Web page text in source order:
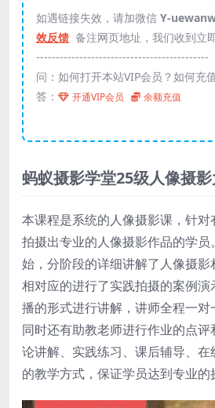
如遇链接失效，请加微信 Y-
效反馈 备注网页地址，我们收到立
--------------------------------------------
问：如何打开本站VIP会员？如何充
答：
开通VIP会员 余额充值
蚂蚁摄影学堂25级人像摄
本课程是系统的人像摄影课，针
拍摄出专业的人像摄影作品的学
始，分阶段的详细讲解了人像摄
相对应的进行了实践拍摄的案例
播的形式进行讲解，讲师全程一对
同时还有助教老师进行作业的点
论讲解、实践练习、课后辅导、
的教学方式，保证学员达到专业的